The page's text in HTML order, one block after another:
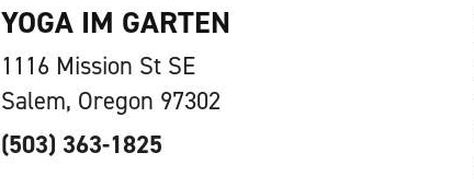
YOGA IM GARTEN
1116 Mission St SE
Salem, Oregon 97302
(503) 363-1825